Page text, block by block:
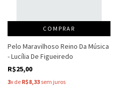
COMPRAR
Pelo Maravilhoso Reino Da Música
- Lucília De Figueiredo
R$25,00
3x de R$8,33 sem juros